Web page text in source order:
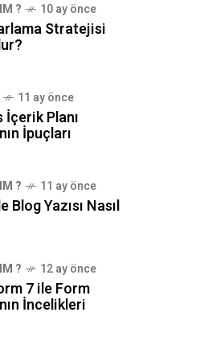
? 10 ay önce
Stratejisi
11 ay önce
Planı
İpuçları
? 11 ay önce
Blog Yazısı Nasıl
? 12 ay önce
7 ile Form
İncelikleri